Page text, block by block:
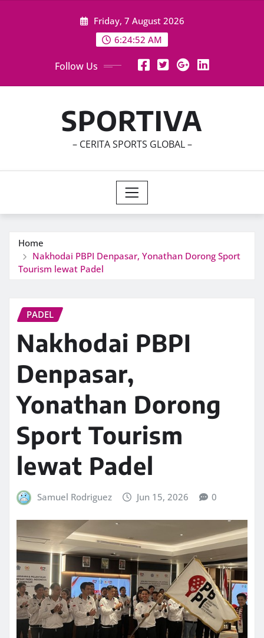
Friday, 7 August 2026
6:24:54 AM
Follow Us
SPORTIVA
– CERITA SPORTS GLOBAL –
Home
Nakhodai PBPI Denpasar, Yonathan Dorong Sport
Tourism lewat Padel
PADEL
Nakhodai PBPI
Denpasar,
Yonathan Dorong
Sport Tourism
lewat Padel
Samuel Rodriguez Jun 15, 2026 0